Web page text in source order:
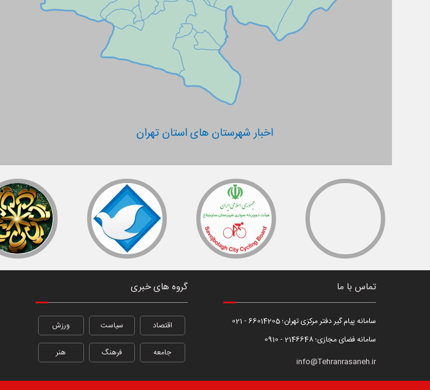
اخبار شهرستان های استان تهران
تماس با ما
سامانه پیام گیر دفتر مرکزی تهران؛ 66014205 - 021
سامانه فضای مجازی؛ 2146648 - 0910
info@Tehranrasaneh.ir
گروه های خبری
اقتصاد سیاست ورزش
جامعه فرهنگ هنر